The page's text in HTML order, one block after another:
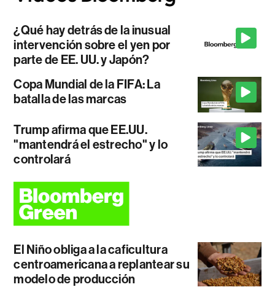
¿Qué hay detrás de la inusual
intervención sobre el yen por
parte de EE. UU. y Japón?
Copa Mundial de la FIFA: La
batalla de las marcas
Trump afirma que EE.UU.
"mantendrá el estrecho" y lo
controlará
El Niño obliga a la caficultura
centroamericana a replantear su
modelo de producción